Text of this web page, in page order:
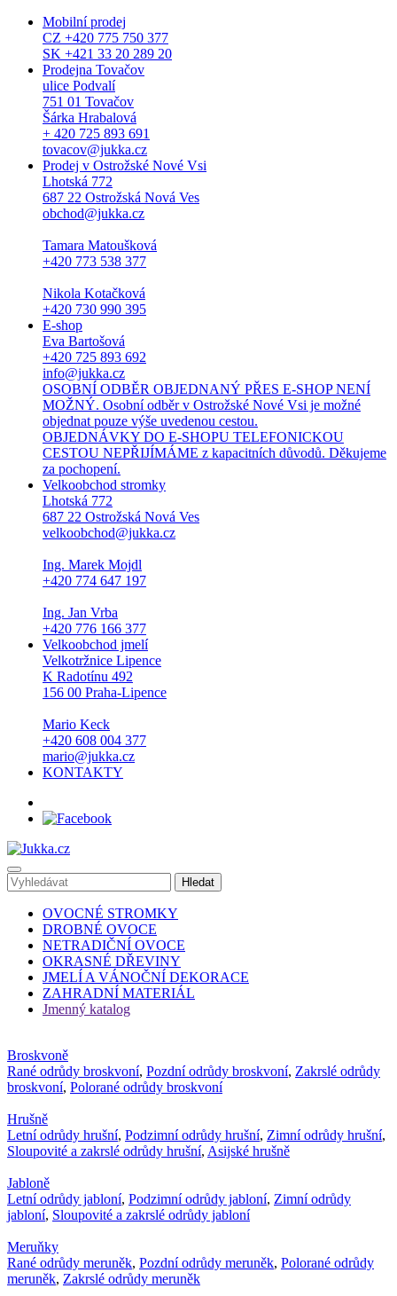
Mobilní prodej
CZ +420 775 750 377
SK +421 33 20 289 20
Prodejna Tovačov
ulice Podvalí
751 01 Tovačov
Šárka Hrabalová
+ 420 725 893 691
tovacov@jukka.cz
Prodej v Ostrožské Nové Vsi
Lhotská 772
687 22 Ostrožská Nová Ves
obchod@jukka.cz
Tamara Matoušková
+420 773 538 377
Nikola Kotačková
+420 730 990 395
E-shop
Eva Bartošová
+420 725 893 692
info@jukka.cz
OSOBNÍ ODBĚR OBJEDNANÝ PŘES E-SHOP NENÍ
MOŽNÝ. Osobní odběr v Ostrožské Nové Vsi je možné
objednat pouze výše uvedenou cestou.
OBJEDNÁVKY DO E-SHOPU TELEFONICKOU
CESTOU NEPŘIJÍMÁME z kapacitních důvodů. Děkujeme
za pochopení.
Velkoobchod stromky
Lhotská 772
687 22 Ostrožská Nová Ves
velkoobchod@jukka.cz
Ing. Marek Mojdl
+420 774 647 197
Ing. Jan Vrba
+420 776 166 377
Velkoobchod jmelí
Velkotržnice Lipence
K Radotínu 492
156 00 Praha-Lipence
Mario Keck
+420 608 004 377
mario@jukka.cz
KONTAKTY
OVOCNÉ STROMKY
DROBNÉ OVOCE
NETRADIČNÍ OVOCE
OKRASNÉ DŘEVINY
JMELÍ A VÁNOČNÍ DEKORACE
ZAHRADNÍ MATERIÁL
Jmenný katalog
Broskvoně
Rané odrůdy broskvoní, Pozdní odrůdy broskvoní, Zakrslé odrůdy
broskvoní, Polorané odrůdy broskvoní
Hrušně
Letní odrůdy hrušní, Podzimní odrůdy hrušní, Zimní odrůdy hrušní,
Sloupovité a zakrslé odrůdy hrušní, Asijské hrušně
Jabloně
Letní odrůdy jabloní, Podzimní odrůdy jabloní, Zimní odrůdy
jabloní, Sloupovité a zakrslé odrůdy jabloní
Meruňky
Rané odrůdy meruněk, Pozdní odrůdy meruněk, Polorané odrůdy
meruněk, Zakrslé odrůdy meruněk